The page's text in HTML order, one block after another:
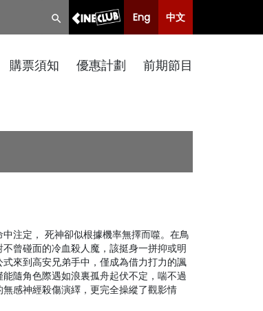
Eng 中文
購票須知 優惠計劃 前期節目
注定， 死神卻似根據機率無擇而噬。在鳥
曾碰面的冷血殺人魔，該挺身一拼抑或明
來到高安兄弟手中，僅成為借力打力的諷
隨角色際遇如浪裏孤舟起伏不定，喘不過
感神經殺傷演繹，更完全操縱了觀影情